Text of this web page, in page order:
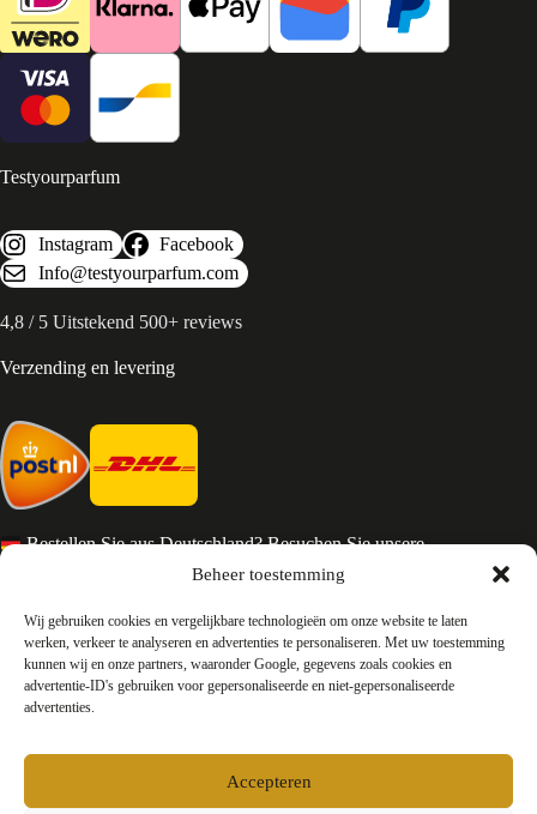
Beheer toestemming
Wij gebruiken cookies en vergelijkbare technologieën om onze website te laten
werken, verkeer te analyseren en advertenties te personaliseren. Met uw toestemming
kunnen wij en onze partners, waaronder Google, gegevens zoals cookies en
advertentie-ID's gebruiken voor gepersonaliseerde en niet-gepersonaliseerde
advertenties.
Accepteren
Testyourparfum
Instagram
Facebook
Info@testyourparfum.com
4,8 / 5 Uitstekend 500+ reviews
Verzending en levering
Bestellen Sie aus Deutschland? Besuchen Sie unsere
Services en Contact
Algemene voorwaarden
Retourneren
Privacy
Contact